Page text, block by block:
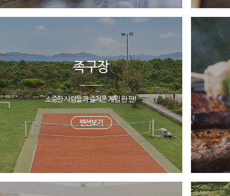
족구장
소중한 사람들과 즐거운 게임 한 판!
펜션보기